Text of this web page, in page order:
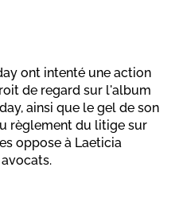
ont intenté une action
de regard sur l'album
ainsi que le gel de son
règlement du litige sur
oppose à Laeticia